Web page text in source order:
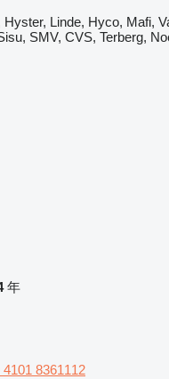
Linde, Hyco, Mafi,
SMV, CVS, Terberg,
年
4101 8361112